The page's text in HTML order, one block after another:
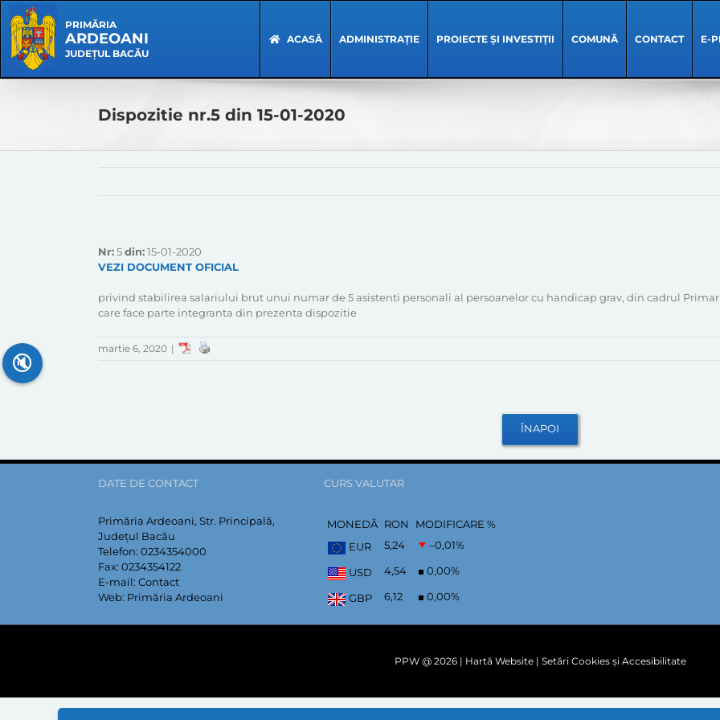
content
Navigation
PRIMĂRIA
ARDEOANI
JUDEȚUL BACĂU
ACASĂ ADMINISTRAȚIE PROIECTE ȘI INVESTIȚII COMUNĂ CONTACT E-
Dispozitie nr.5 din 15-01-2020
Nr:5din:15-01-2020
VEZI DOCUMENT OFICIAL
privind stabilirea salariului brut unui numar de 5 asistenti personali al persoanelor cu handicap grav, din cadrul
care face parte integranta din prezenta dispozitie
martie 6, 2020 |
DATE DE CONTACT
Primăria Ardeoani, Str. Principală,
Județul Bacău
Telefon: 0234354000
Fax: 0234354122
E-mail: Contact
Web: Primăria Ardeoani
CURS VALUTAR
MONEDĂ RON
MODIFICARE %
EUR
5,24 –0,01%
USD 4,54 0,00%
GBP 6,12 0,00%
PPW @ 2026 | Hartă Website| Setări Cookies și Accesibilitate
🔇